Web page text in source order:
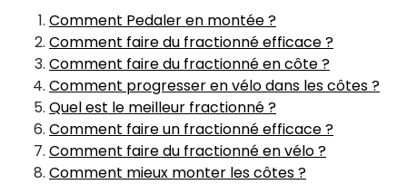
Comment Pedaler en montée ?
Comment faire du fractionné efficace ?
Comment faire du fractionné en côte ?
Comment progresser en vélo dans les côtes ?
Quel est le meilleur fractionné ?
Comment faire un fractionné efficace ?
Comment faire du fractionné en vélo ?
Comment mieux monter les côtes ?